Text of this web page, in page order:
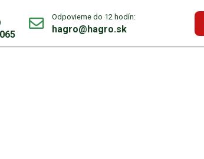
Odpovieme do 12 hodín:
hagro@hagro.sk